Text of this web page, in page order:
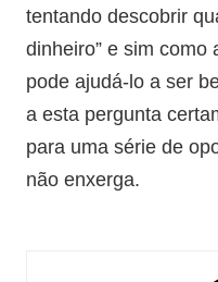
tentando descobrir
dinheiro” e sim como
pode ajudá-lo a ser
a esta pergunta
para uma série de
não enxerga.